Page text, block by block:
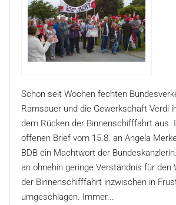
Schon seit Wochen fechten
Ramsauer und die Gewerkschaft Verdi
dem Rücken der Binnenschifffahrt aus.
offenen Brief vom 15.8. an Angela
BDB ein Machtwort der
an ohnehin geringe Verständnis für den
der Binnenschifffahrt inzwischen in
umgeschlagen. Immer...